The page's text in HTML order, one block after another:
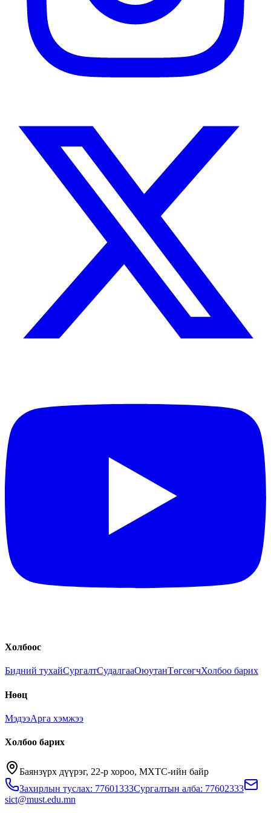
Холбоос
Бидний тухайСургалтСудалгааОюутанТөгсөгчХолбоо барих
Нөөц
МэдээАрга хэмжээ
Холбоо барих
Баянзүрх дүүрэг, 22-р хороо, МХТС-ийн байр
Захирлын туслах: 77601333Сургалтын алба: 77602333
sict@must.edu.mn